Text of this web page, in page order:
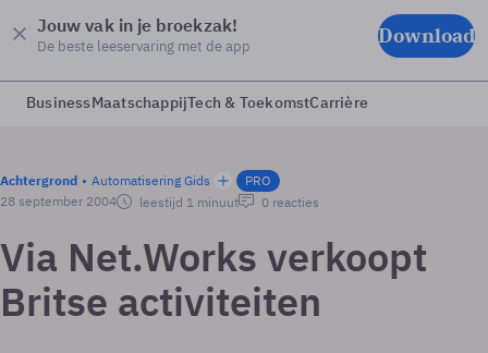
Jouw vak in je broekzak!
De beste leeservaring met de app Download
BusinessMaatschappijTech & ToekomstCarrière
Achtergrond Automatisering Gids
PRO
28 september 2004
leestijd 1 minuut 0 reacties
Via Net.Works verkoopt
Britse activiteiten